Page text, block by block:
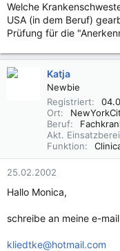
Welche
USA (in dem Beruf)
Prüfung für die
Katja
Newbie
Registriert
Ort
Beruf
Akt.
Funktion
25.02.2002
Hallo Monica,
schreibe an meine e-
kliedtke@hotmail.com